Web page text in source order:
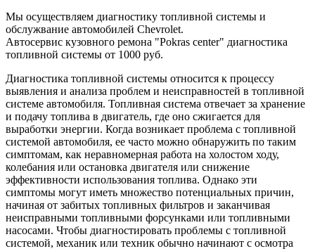
Мы осуществляем диагностику топливной системы и
обслужвание автомобилей Chevrolet.
Автосервис кузовного ремона "Pokras center" диагностика
топливной системы от 1000 руб.
Диагностика топливной системы относится к процессу
выявления и анализа проблем и неисправностей в топливной
системе автомобиля. Топливная система отвечает за хранение
и подачу топлива в двигатель, где оно сжигается для
выработки энергии. Когда возникает проблема с топливной
системой автомобиля, ее часто можно обнаружить по таким
симптомам, как неравномерная работа на холостом ходу,
колебания или остановка двигателя или снижение
эффективности использования топлива. Однако эти
симптомы могут иметь множество потенциальных причин,
начиная от забитых топливных фильтров и заканчивая
неисправными топливными форсунками или топливными
насосами. Чтобы диагностировать проблемы с топливной
системой, механик или техник обычно начинают с осмотра